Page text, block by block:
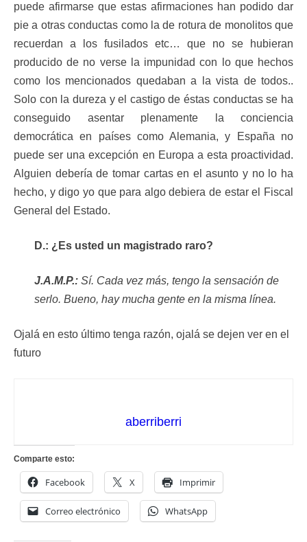
puede afirmarse que estas afirmaciones han podido dar
pie a otras conductas como la de rotura de monolitos que
recuerdan a los fusilados etc… que no se hubieran
producido de no verse la impunidad con lo que hechos
como los mencionados quedaban a la vista de todos..
Solo con la dureza y el castigo de éstas conductas se ha
conseguido asentar plenamente la conciencia
democrática en países como Alemania, y España no
puede ser una excepción en Europa a esta proactividad.
Alguien debería de tomar cartas en el asunto y no lo ha
hecho, y digo yo que para algo debiera de estar el Fiscal
General del Estado.
D.: ¿Es usted un magistrado raro?
J.A.M.P.: Sí. Cada vez más, tengo la sensación de
serlo. Bueno, hay mucha gente en la misma línea.
Ojalá en esto último tenga razón, ojalá se dejen ver en el
futuro
aberriberri
Comparte esto:
Facebook X Imprimir
Correo electrónico WhatsApp